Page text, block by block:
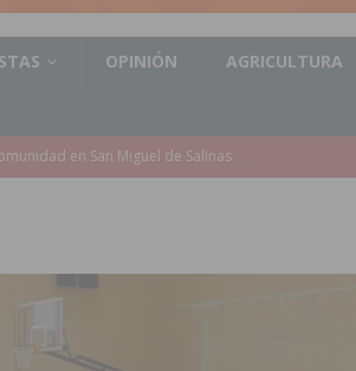
OPINIÓN AGRICULTURA
PILAR DE LA HORADADA
plazo de matriculación para el
Horadada 2026